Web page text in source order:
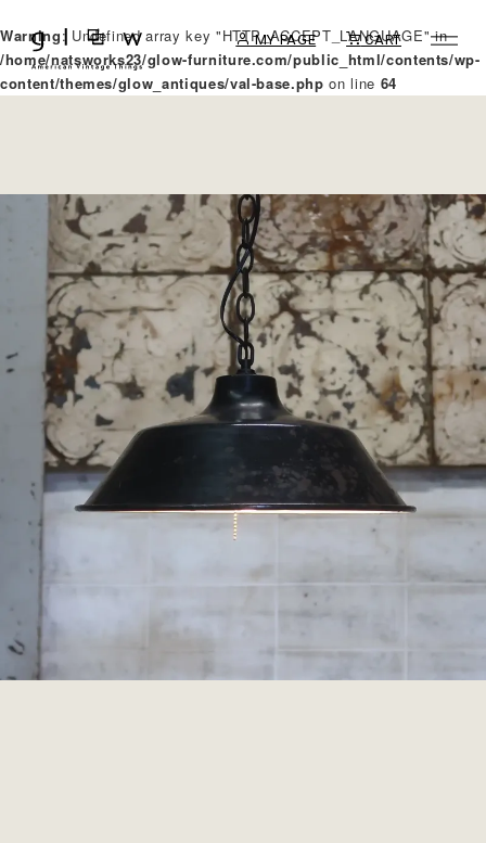
Warning: Undefined array key "HTTP_ACCEPT_LANGUAGE" in
/home/natsworks23/glow-furniture.com/public_html/contents/wp-
content/themes/glow_antiques/val-base.php on line 64
MY PAGE CART